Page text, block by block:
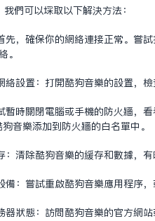
们可以采取以下解决方法：
先，确保你的网络连接正常。尝
。
络设置：打开酷狗音乐的设置，
暂时关闭电脑或手机的防火墙，
音乐添加到防火墙的白名单中。
清除酷狗音乐的缓存和数据，有
备：尝试重启酷狗音乐应用程序，
器状态：访问酷狗音乐的官方网